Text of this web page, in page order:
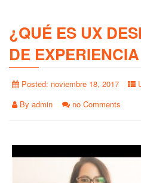
¿QUÉ ES UX
DE
Posted: noviembre 18, 2017
By admin no Comments